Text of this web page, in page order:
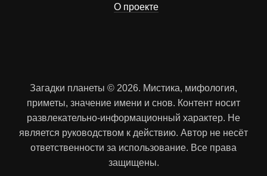
О проекте
Загадки планеты © 2026. Мистика, мифология,
приметы, значение имени и снов. Контент носит
развлекательно-информационный характер. Не
является руководством к действию. Автор не несёт
ответственности за использование. Все права
защищены.